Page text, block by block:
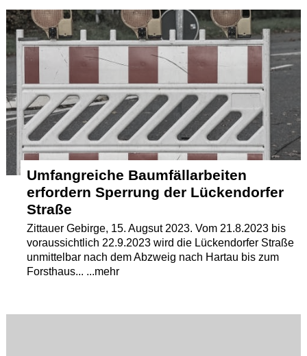
Umfangreiche Baumfällarbeiten
erfordern Sperrung der Lückendorfer
Straße
Zittauer Gebirge, 15. Augsut 2023. Vom 21.8.2023 bis
voraussichtlich 22.9.2023 wird die Lückendorfer Straße
unmittelbar nach dem Abzweig nach Hartau bis zum
Forsthaus... ...mehr